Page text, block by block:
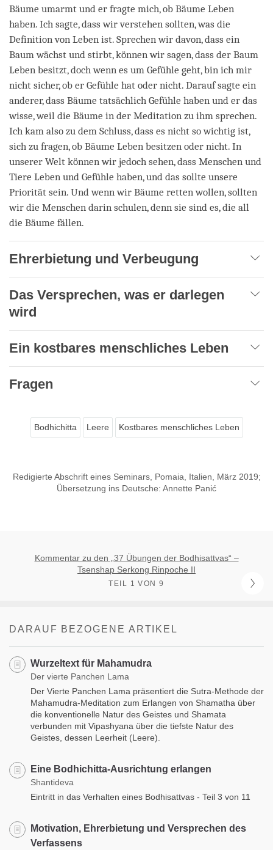
Bäume umarmt und er fragte mich, ob Bäume Leben
haben. Ich sagte, dass wir verstehen sollten, was die
Definition von Leben ist. Sprechen wir davon, dass ein
Baum wächst und stirbt, können wir sagen, dass der Baum
Leben besitzt, doch wenn es um Gefühle geht, bin ich mir
nicht sicher, ob er Gefühle hat oder nicht. Darauf sagte ein
anderer, dass Bäume tatsächlich Gefühle haben und er das
wisse, weil die Bäume in der Meditation zu ihm sprechen.
Ich kam also zu dem Schluss, dass es nicht so wichtig ist,
sich zu fragen, ob Bäume Leben besitzen oder nicht. In
unserer Welt können wir jedoch sehen, dass Menschen und
Tiere Leben und Gefühle haben, und das sollte unsere
Priorität sein. Und wenn wir Bäume retten wollen, sollten
wir die Menschen darin schulen, denn sie sind es, die all
die Bäume fällen.
Ehrerbietung und Verbeugung
Das Versprechen, was er darlegen
wird
Ein kostbares menschliches Leben
Fragen
Bodhichitta Leere Kostbares menschliches Leben
Redigierte Abschrift eines Seminars, Pomaia, Italien, März 2019;
Übersetzung ins Deutsche: Annette Panić
Kommentar zu den „37 Übungen der Bodhisattvas“ –
Tsenshap Serkong Rinpoche II
TEIL 1 VON 9
DARAUF BEZOGENE ARTIKEL
Wurzeltext für Mahamudra
Der vierte Panchen Lama
Der Vierte Panchen Lama präsentiert die Sutra-Methode der
Mahamudra-Meditation zum Erlangen von Shamatha über
die konventionelle Natur des Geistes und Shamata
verbunden mit Vipashyana über die tiefste Natur des
Geistes, dessen Leerheit (Leere).
Eine Bodhichitta-Ausrichtung erlangen
Shantideva
Eintritt in das Verhalten eines Bodhisattvas - Teil 3 von 11
Motivation, Ehrerbietung und Versprechen des
Verfassens